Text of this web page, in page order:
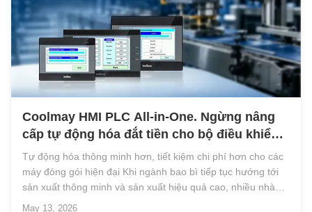
Coolmay HMI PLC All-in-One. Ngừng nâng
cấp tự động hóa đắt tiền cho bộ điều khiển
máy niêm phong
Tự động hóa thông minh hơn, tiết kiệm chi phí hơn cho các
máy đóng gói hiện đại Khi ngành bao bì tiếp tục hướng tới
sản xuất thông minh và sản xuất hiệu quả cao, nhiều nhà
sản xuất máy hàn kín đang phải đối mặt với thách thức
May 13, 2026